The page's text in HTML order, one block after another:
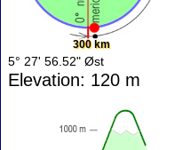
300 km
5° 27' 56.52" Øst
Elevation: 120 m